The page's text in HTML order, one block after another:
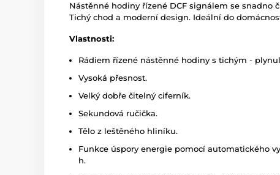
Nástěnné hodiny řízené DCF signálem se
Tichý chod a moderní design. Ideální do
Vlastnosti:
Rádiem řízené nástěnné hodiny s tichým -
Vysoká přesnost.
Velký dobře čitelný ciferník.
Sekundová ručička.
Tělo z leštěného hliníku.
Funkce úspory energie pomocí automatického
h.